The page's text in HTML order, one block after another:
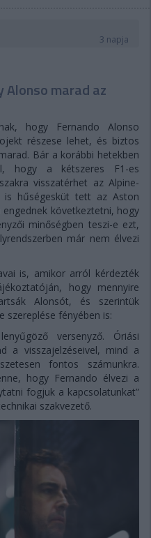
3 napja
Alonso marad az
hogy Fernando Alonso
részese lehet, és biztos
Bár a korábbi hetekben
hogy a kétszeres F1-es
visszatérhet az Alpine-
hűségesküt tett az Aston
következtetni, hogy
minőségben teszi-e ezt,
már nem élvezi
is, amikor arról kérdezték
hogy mennyire
Alonsót, és szerintük
szereplése fényében is:
versenyző. Óriási
a visszajelzéseivel, mind a
fontos számunkra.
hogy Fernando élvezi a
fogjuk a kapcsolatunkat”
szakvezető.